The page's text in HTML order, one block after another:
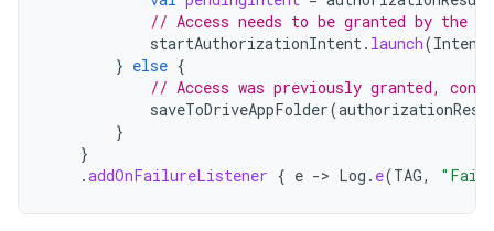
// Access needs to be granted by the
startAuthorizationIntent. launch(
} else {
// Access was previously granted,
saveToDriveAppFolder(
}
}
.addOnFailureListener { e -> Log . e(TAG,